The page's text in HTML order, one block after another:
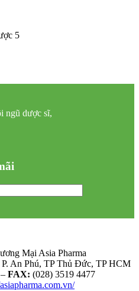
ngũ dược sĩ,
Mại Asia Pharma
An Phú, TP Thủ Đức, TP HCM
FAX: (028) 3519 4477